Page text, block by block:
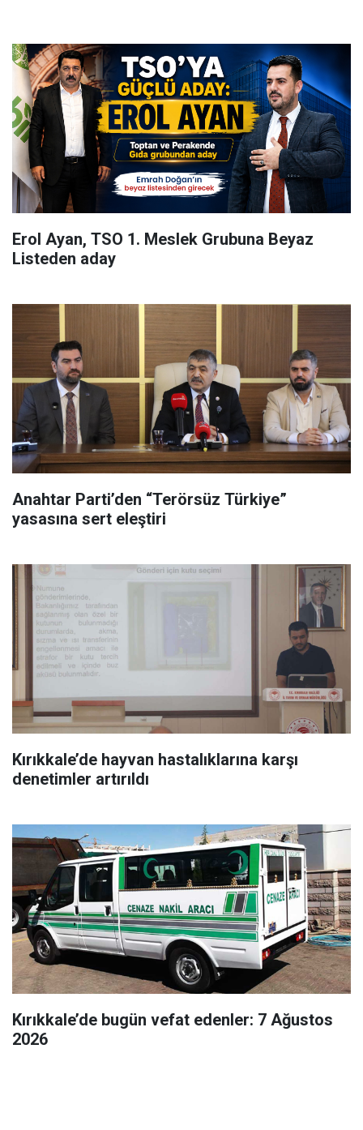
Erol Ayan, TSO 1. Meslek Grubuna Beyaz
Listeden aday
Anahtar Parti’den “Terörsüz Türkiye”
yasasına sert eleştiri
Kırıkkale’de hayvan hastalıklarına karşı
denetimler artırıldı
Kırıkkale’de bugün vefat edenler: 7 Ağustos
2026